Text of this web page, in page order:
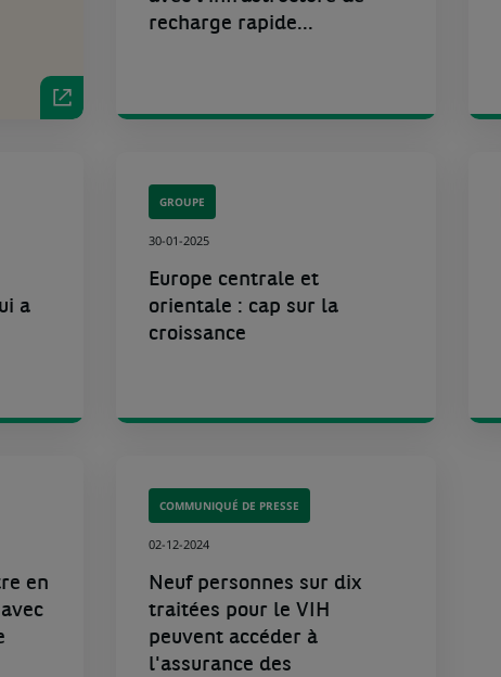
recharge rapide...
a
GROUPE
30-01-2025
Europe centrale et
orientale : cap sur la
croissance
en
COMMUNIQUÉ DE PRESSE
02-12-2024
Neuf personnes sur dix
traitées pour le VIH
peuvent accéder à
l'assurance des